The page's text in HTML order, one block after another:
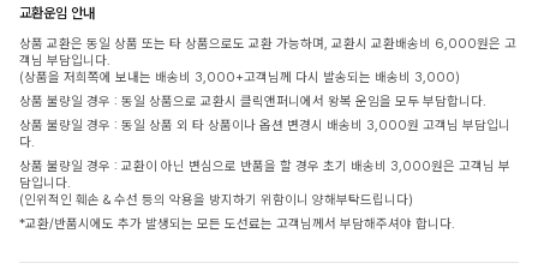
교환운임 안내
상품 교환은 동일 상품 또는 타 상품으로도 교환 가능하며, 교환시 교환배송비 6,000원은 고
객님 부담입니다.
(상품을 저희쪽에 보내는 배송비 3,000+고객님께 다시 발송되는 배송비 3,000)
상품 불량일 경우 : 동일 상품으로 교환시 클릭앤퍼니에서 왕복 운임을 모두 부담합니다.
상품 불량일 경우 : 동일 상품 외 타 상품이나 옵션 변경시 배송비 3,000원 고객님 부담입니
다.
상품 불량일 경우 : 교환이 아닌 변심으로 반품을 할 경우 초기 배송비 3,000원은 고객님 부
담입니다.
(인위적인 훼손 & 수선 등의 악용을 방지하기 위함이니 양해부탁드립니다)
*교환/반품시에도 추가 발생되는 모든 도선료는 고객님께서 부담해주셔야 합니다.